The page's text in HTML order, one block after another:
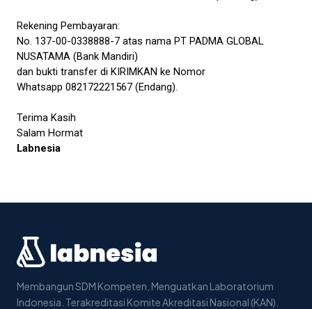
Membangun SDM Kompeten, Menguatkan Laboratorium
Indonesia. Terakreditasi Komite Akreditasi Nasional (KAN).